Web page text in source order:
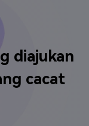
diajukan
cacat